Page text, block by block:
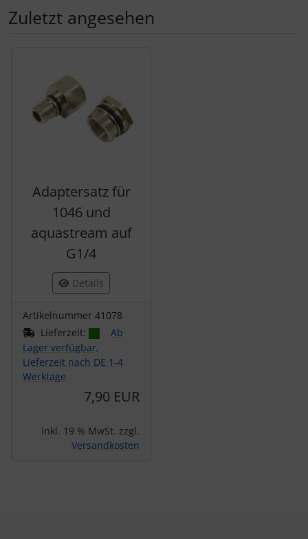
Zuletzt angesehen
Adaptersatz für
1046 und
aquastream auf
G1/4
Details
Artikelnummer 41078
Lieferzeit:
Ab
Lager verfügbar,
Lieferzeit nach DE 1-4
Werktage
7,90 EUR
inkl. 19 % MwSt. zzgl.
Versandkosten